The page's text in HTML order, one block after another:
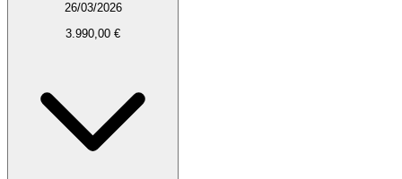
26/03/2026
3.990,00 €